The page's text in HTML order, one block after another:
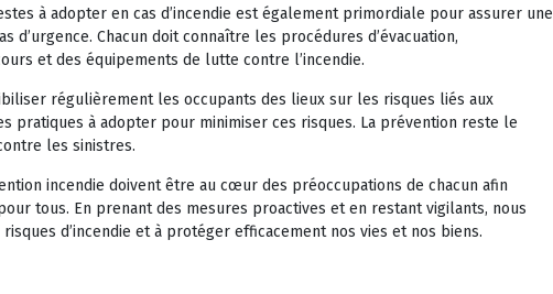
à adopter en cas d’incendie est également primordiale pour assurer une
d’urgence. Chacun doit connaître les procédures d’évacuation,
et des équipements de lutte contre l’incendie.
régulièrement les occupants des lieux sur les risques liés aux
pratiques à adopter pour minimiser ces risques. La prévention reste le
les sinistres.
incendie doivent être au cœur des préoccupations de chacun afin
tous. En prenant des mesures proactives et en restant vigilants, nous
d’incendie et à protéger efficacement nos vies et nos biens.